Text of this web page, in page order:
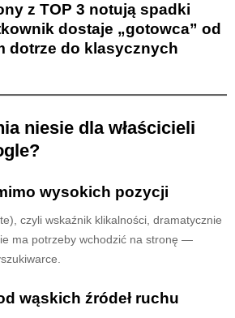
z TOP 3 notują spadki
dostaje „gotowca” od
dotrze do klasycznych
niesie dla właścicieli
wysokich pozycji
czyli wskaźnik klikalności, dramatycznie
ma potrzeby wchodzić na stronę —
wąskich źródeł ruchu